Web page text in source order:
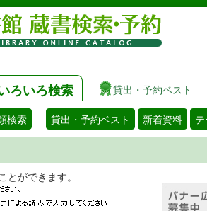
図書
ろいろ検索 貸出・予約ベスト
検索 貸出・予約ベスト 新着資料
索することができます。 広告